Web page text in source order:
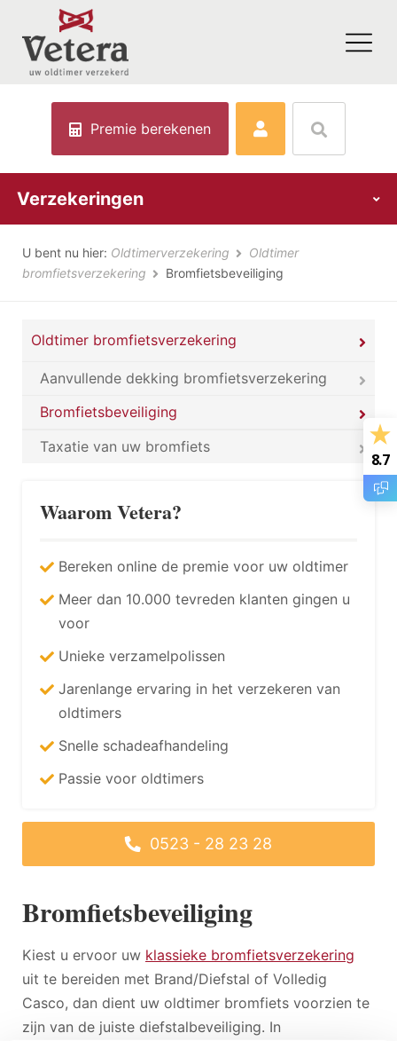
Premie berekenen
Verzekeringen
U bent nu hier: Oldtimerverzekering
Oldtimer
bromfietsverzekering
Bromfietsbeveiliging
Oldtimer bromfietsverzekering
Aanvullende dekking bromfietsverzekering
Bromfietsbeveiliging
Taxatie van uw bromfiets
Waarom Vetera?
Bereken online de premie voor uw oldtimer
Meer dan 10.000 tevreden klanten gingen u
voor
Unieke verzamelpolissen
Jarenlange ervaring in het verzekeren van
oldtimers
Snelle schadeafhandeling
Passie voor oldtimers
0523 - 28 23 28
Bromfietsbeveiliging
Kiest u ervoor uw klassieke bromfietsverzekering
uit te bereiden met Brand/Diefstal of Volledig
Casco, dan dient uw oldtimer bromfiets voorzien te
zijn van de juiste diefstalbeveiliging. In
8.7